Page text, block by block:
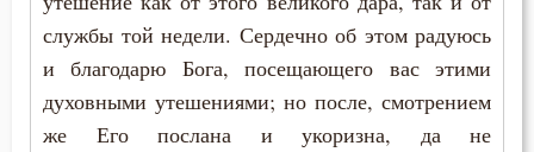
Осуждение
Отчаяние
Очищение
Максим Исповедник
Марк Подвижник
службы той недели. Сердечно об этом радуюсь
и благодарю Бога, посещающего вас этими
духовными утешениями; но после, смотрением
же Его послана и укоризна, да не